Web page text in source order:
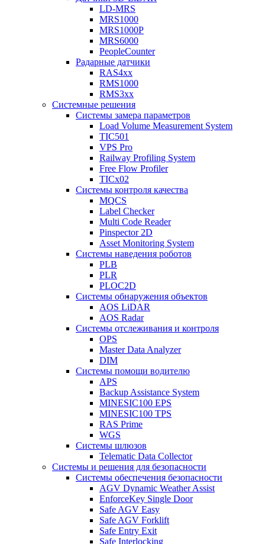
LD-MRS
MRS1000
MRS1000P
MRS6000
PeopleCounter
Радарные датчики
RAS4xx
RMS1000
RMS3xx
Системные решения
Системы замера параметров
Load Volume Measurement System
TIC501
VPS Pro
Railway Profiling System
Free Flow Profiler
TICx02
Системы контроля качества
MQCS
Label Checker
Multi Code Reader
Pinspector 2D
Asset Monitoring System
Системы наведения роботов
PLB
PLR
PLOC2D
Системы обнаружения объектов
AOS LiDAR
AOS Radar
Системы отслеживания и контроля
OPS
Master Data Analyzer
DIM
Системы помощи водителю
APS
Backup Assistance System
MINESIC100 EPS
MINESIC100 TPS
RAS Prime
WGS
Системы шлюзов
Telematic Data Collector
Системы и решения для безопасности
Системы обеспечения безопасности
AGV Dynamic Weather Assist
EnforceKey Single Door
Safe AGV Easy
Safe AGV Forklift
Safe Entry Exit
Safe Interlocking